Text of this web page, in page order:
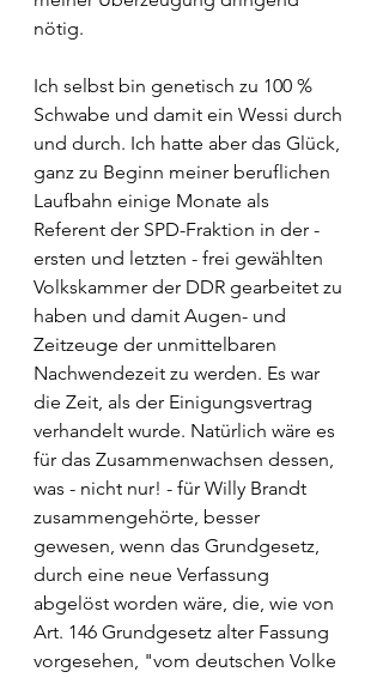
nötig.
Ich selbst bin genetisch zu 100 %
Schwabe und damit ein Wessi durch
und durch. Ich hatte aber das Glück,
ganz zu Beginn meiner beruflichen
Laufbahn einige Monate als
Referent der SPD-Fraktion in der -
ersten und letzten - frei gewählten
Volkskammer der DDR gearbeitet zu
haben und damit Augen- und
Zeitzeuge der unmittelbaren
Nachwendezeit zu werden. Es war
die Zeit, als der Einigungsvertrag
verhandelt wurde. Natürlich wäre es
für das Zusammenwachsen dessen,
was - nicht nur! - für Willy Brandt
zusammengehörte, besser
gewesen, wenn das Grundgesetz,
durch eine neue Verfassung
abgelöst worden wäre, die, wie von
Art. 146 Grundgesetz alter Fassung
vorgesehen, "vom deutschen Volke